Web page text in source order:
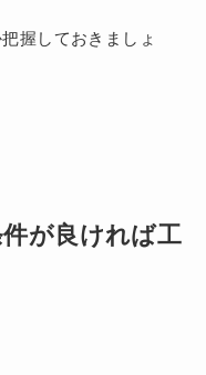
握しておきましょ
が良ければ工